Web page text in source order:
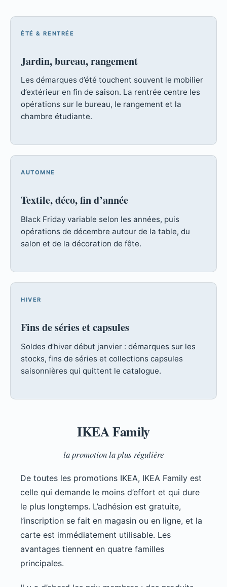
ÉTÉ & RENTRÉE
Jardin, bureau, rangement
Les démarques d’été touchent souvent le mobilier
d’extérieur en fin de saison. La rentrée centre les
opérations sur le bureau, le rangement et la
chambre étudiante.
AUTOMNE
Textile, déco, fin d’année
Black Friday variable selon les années, puis
opérations de décembre autour de la table, du
salon et de la décoration de fête.
HIVER
Fins de séries et capsules
Soldes d’hiver début janvier : démarques sur les
stocks, fins de séries et collections capsules
saisonnières qui quittent le catalogue.
IKEA Family
la promotion la plus régulière
De toutes les promotions IKEA, IKEA Family est
celle qui demande le moins d’effort et qui dure
le plus longtemps. L’adhésion est gratuite,
l’inscription se fait en magasin ou en ligne, et la
carte est immédiatement utilisable. Les
avantages tiennent en quatre familles
principales.